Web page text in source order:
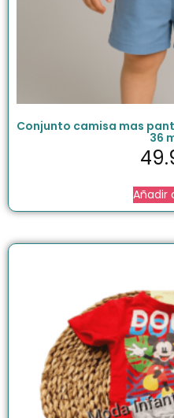
Conjunto camisa mas
36
Añadir